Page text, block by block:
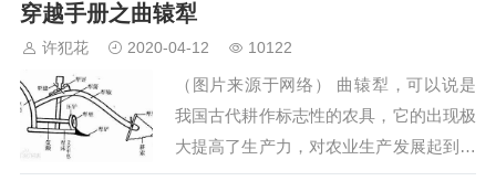
越人士中，穿越到唐朝的居多。所以，首
先要记住的是高产粮食作物之一--占城
稻。百度百科中介绍：占城稻又称早禾或
占禾，属于早籼稻，原产越南中南部，北
宋初年…
穿越手册之曲辕犁
许犯花 2020-04-12 10122
（图片来源于网络） 曲辕犁，可以说是
我国古代耕作标志性的农具，它的出现极
大提高了生产力，对农业生产发展起到重
要作用。老式的长直辕犁耕地费力，不灵